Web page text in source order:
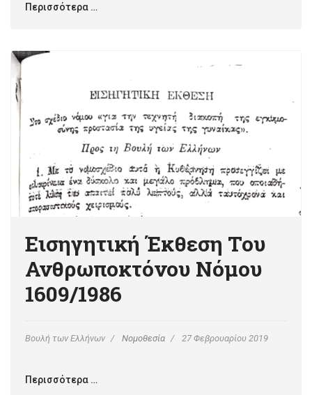
Περισσότερα …
Εισηγητική Έκθεση Του
Ανθρωποκτόνου Νόμου
1609/1986
Βουλή των Ελλήνων Νομοθεσία 27 Φεβρουαρίου 2019
Περισσότερα …